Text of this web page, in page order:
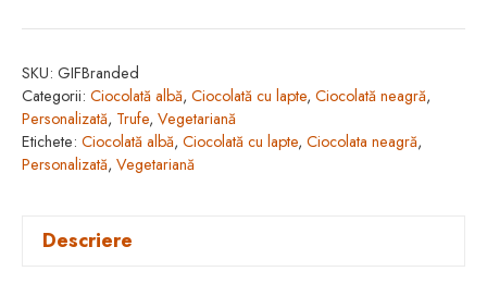
SKU: GIFBranded
Categorii: Ciocolată albă, Ciocolată cu lapte, Ciocolată neagră,
Personalizată, Trufe, Vegetariană
Etichete: Ciocolată albă, Ciocolată cu lapte, Ciocolata neagră,
Personalizată, Vegetariană
Descriere